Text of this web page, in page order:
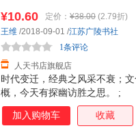
时代变迁，经典之风采不衰；
概，今天有探幽访胜之思。 ;
¥10.60 定价： ¥38.00 (2.79折)
人天书店旗舰店
1条评论
王维 /2018-09-01 /江苏广陵书社
加入购物车 收藏